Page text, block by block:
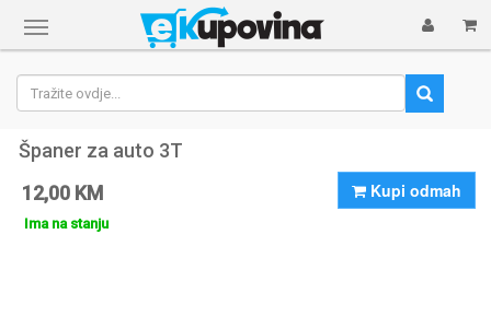
Prikaži
navigaciju
Španer za auto 3T
12,00 KM
Kupi odmah
Ima na stanju